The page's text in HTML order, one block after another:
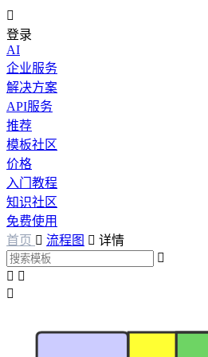

登录
AI
企业服务
解决方案
API服务
推荐
模板社区
价格
入门教程
知识社区
免费使用
首页  流程图  详情

 
